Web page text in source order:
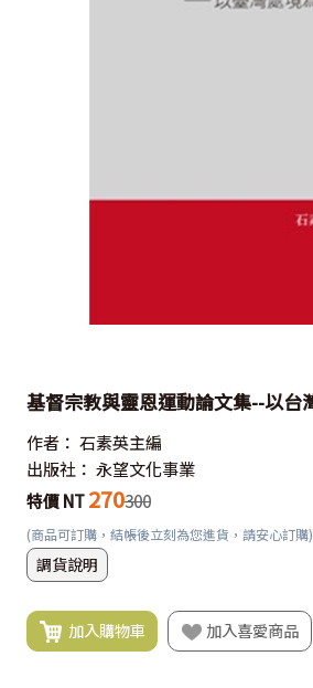
基督宗教與靈恩運動論文集--以台
作者： 石素英主編
出版社： 永望文化事業
特價 NT 270300
(商品可訂購，結帳後立刻為您進貨，請安心訂購)
調貨說明
加入購物車 加入喜愛商品